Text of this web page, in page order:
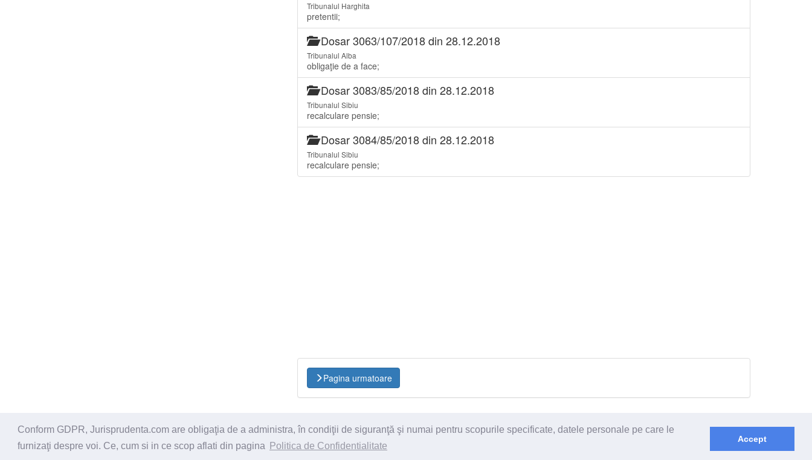
Conform GDPR, Jurisprudenta.com are obligaţia de a administra, în condiţii de siguranţă şi numai pentru scopurile specificate, datele personale pe care le
furnizaţi despre voi. Ce, cum si in ce scop aflati din pagina
Politica de Confidentialitate
Accept
Tribunalul Harghita
pretentii;
Dosar 3063/107/2018 din 28.12.2018
Tribunalul Alba
obligaţie de a face;
Dosar 3083/85/2018 din 28.12.2018
Tribunalul Sibiu
recalculare pensie;
Dosar 3084/85/2018 din 28.12.2018
Tribunalul Sibiu
recalculare pensie;
Pagina urmatoare
© 2026 - Jurisprudenta.com -Cautare-Termeni si conditii